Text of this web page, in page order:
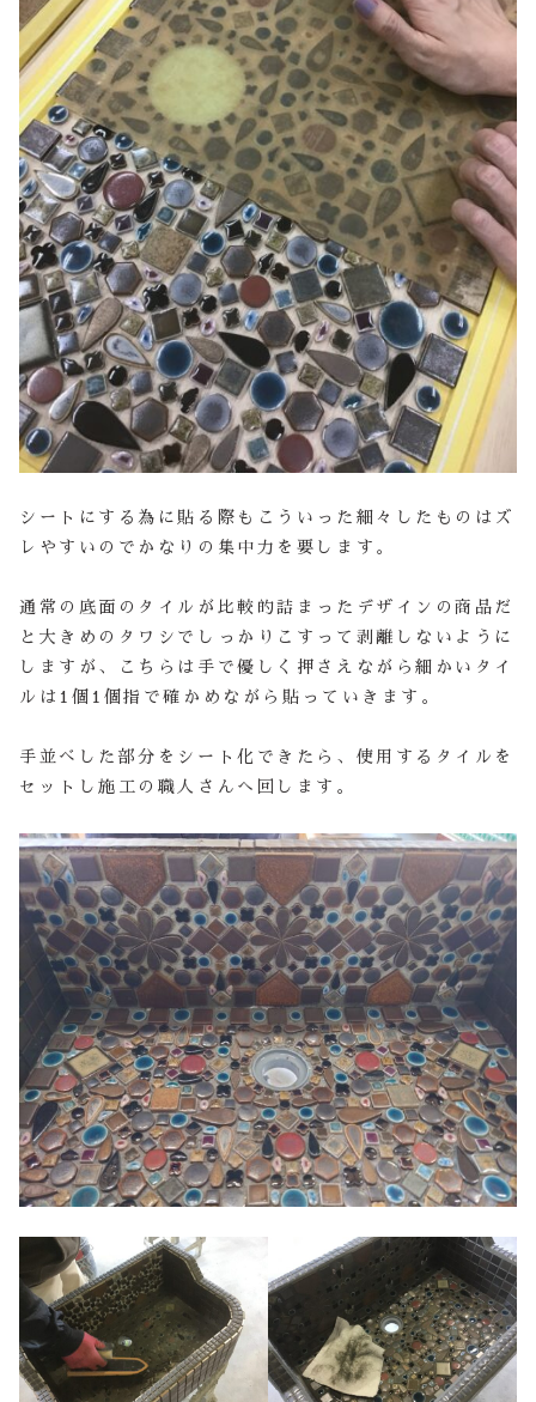
シートにする為に貼る際もこういった細々したものはズ
レやすいのでかなりの集中力を要します。
通常の底面のタイルが比較的詰まったデザインの商品だ
と大きめのタワシでしっかりこすって剥離しないように
しますが、こちらは手で優しく押さえながら細かいタイ
ルは1個1個指で確かめながら貼っていきます。
手並べした部分をシート化できたら、使用するタイルを
セットし施工の職人さんへ回します。